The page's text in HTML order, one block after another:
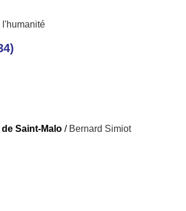
l'humanité
)
Saint-Malo / Bernard Simiot